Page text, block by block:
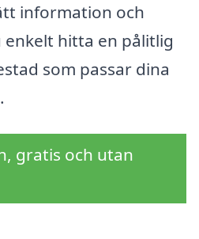
information och
hitta en pålitlig
som passar dina
gratis och utan